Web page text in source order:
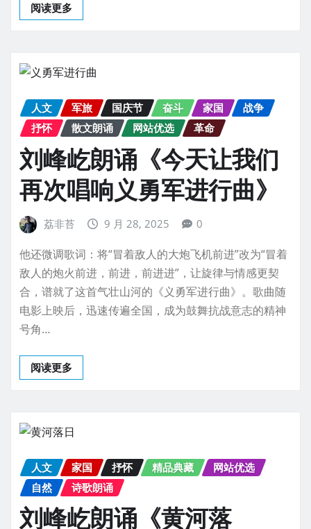
阅读更多
人文 军旅 国庆节 奋斗 家国
战争
抒怀
散文朗诵 网站优选 革命
刘峰屹朗诵《今天让我们
再次唱响义勇军进行曲》
荔非苔 9 月 28, 2025 0
他还微调歌词：将“冒着敌人的大炮飞机前进”改为“冒着
敌人的炮火前进，前进，前进进”，让旋律与情感更契
合，谱就了这首气壮山河的《义勇军进行曲》。歌曲随
电影上映后，迅速传遍全国，成为鼓舞抗战意志的精神
号角…
阅读更多
人文 家国 抒怀 精品典藏
网站优选
自然
诗歌朗诵
刘峰屹朗诵《黄河落